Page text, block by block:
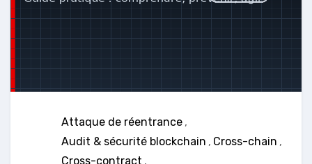
Attaque de réentrance ,
Audit & sécurité blockchain , Cross-chain ,
Cross-contract ,